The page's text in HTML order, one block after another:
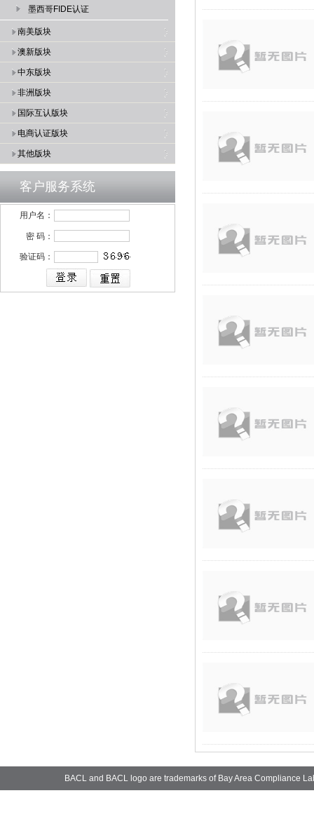
墨西哥FIDE认证
南美版块
澳新版块
中东版块
非洲版块
国际互认版块
电商认证版块
其他版块
客户服务系统
用户名：
密 码：
验证码：
BACL and BACL logo are trademarks of Bay Area